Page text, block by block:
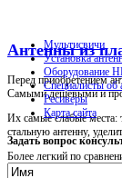
Антенны из
Перед приобретением
Самыми дешевыми и
Их самые слабые места:
стальную антенну,
Более легкий по
Мультисвичи
Установка
Оборудование
Специалисты об
Ресиверы
Карта сайта
Задать вопрос